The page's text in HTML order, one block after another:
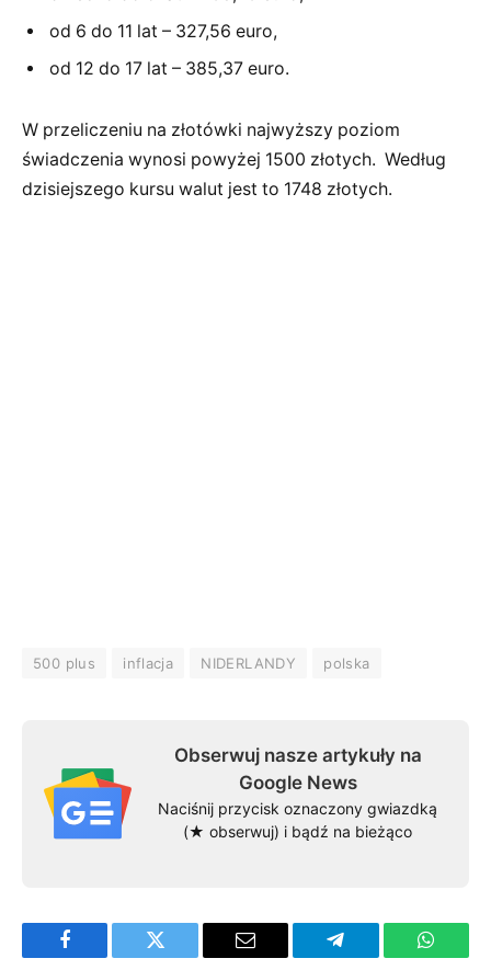
od 6 do 11 lat – 327,56 euro,
od 12 do 17 lat – 385,37 euro.
W przeliczeniu na złotówki najwyższy poziom
świadczenia wynosi powyżej 1500 złotych. Według
dzisiejszego kursu walut jest to 1748 złotych.
500 plus inflacja NIDERLANDY polska
Obserwuj nasze artykuły na
Google News
Naciśnij przycisk oznaczony gwiazdką
(★ obserwuj) i bądź na bieżąco
Facebook Twitter Email Telegram